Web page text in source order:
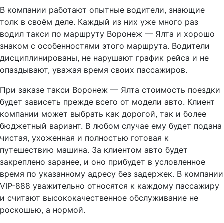
В компании работают опытные водители, знающие
толк в своём деле. Каждый из них уже много раз
водил такси по маршруту Воронеж — Ялта и хорошо
знаком с особенностями этого маршрута. Водители
дисциплинированы, не нарушают график рейса и не
опаздывают, уважая время своих пассажиров.
При заказе такси Воронеж — Ялта стоимость поездки
будет зависеть прежде всего от модели авто. Клиент
компании может выбрать как дорогой, так и более
бюджетный вариант. В любом случае ему будет подана
чистая, ухоженная и полностью готовая к
путешествию машина. За клиентом авто будет
закреплено заранее, и оно прибудет в условленное
время по указанному адресу без задержек. В компании
VIP-888 уважительно относятся к каждому пассажиру
и считают высококачественное обслуживание не
роскошью, а нормой.